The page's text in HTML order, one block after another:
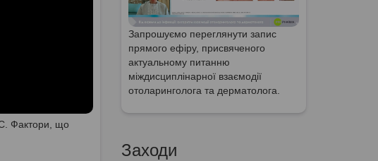
Фактори, що
Запрошуємо переглянути запис
прямого ефіру, присвяченого
актуальному питанню
міждисциплінарної взаємодії
отоларинголога та дерматолога.
Заходи